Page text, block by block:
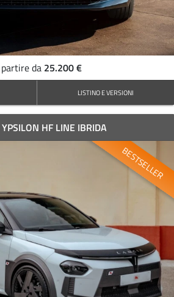
da 25.200 €
LISTINO E VERSIONI
HF LINE IBRIDA
BESTSELLER